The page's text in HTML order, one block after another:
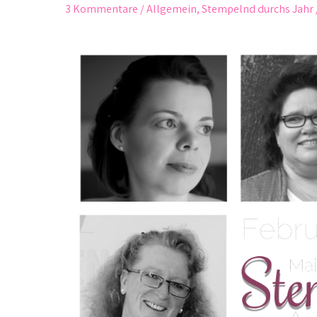
3 Kommentare /Allgemein,Stempelnd durchs Jahr